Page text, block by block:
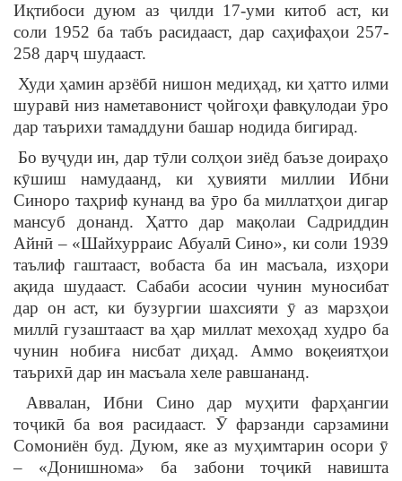
Иқтибоси дуюм аз ҷилди 17-уми китоб аст, ки
соли 1952 ба табъ расидааст, дар саҳифаҳои 257-
258 дарҷ шудааст.
Худи ҳамин арзёбӣ нишон медиҳад, ки ҳатто илми
шуравӣ низ наметавонист ҷойгоҳи фавқулодаи ӯро
дар таърихи тамаддуни башар нодида бигирад.
Бо вуҷуди ин, дар тӯли солҳои зиёд баъзе доираҳо
кӯшиш намудаанд, ки ҳувияти миллии Ибни
Синоро таҳриф кунанд ва ӯро ба миллатҳои дигар
мансуб донанд. Ҳатто дар мақолаи Садриддин
Айнӣ – «Шайхурраис Абуалӣ Сино», ки соли 1939
таълиф гаштааст, вобаста ба ин масъала, изҳори
ақида шудааст. Сабаби асосии чунин муносибат
дар он аст, ки бузургии шахсияти ӯ аз марзҳои
миллӣ гузаштааст ва ҳар миллат мехоҳад худро ба
чунин нобиға нисбат диҳад. Аммо воқеиятҳои
таърихӣ дар ин масъала хеле равшананд.
Аввалан, Ибни Сино дар муҳити фарҳангии
тоҷикӣ ба воя расидааст. Ӯ фарзанди сарзамини
Сомониён буд. Дуюм, яке аз муҳимтарин осори ӯ
– «Донишнома» ба забони тоҷикӣ навишта